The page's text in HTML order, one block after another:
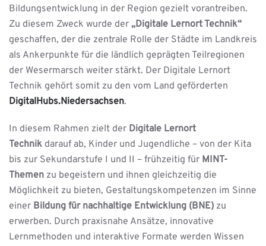
Bildungsentwicklung in der Region gezielt vorantreiben.
Zu diesem Zweck wurde der „Digitale Lernort Technik“
geschaffen, der die zentrale Rolle der Städte im Landkreis
als Ankerpunkte für die ländlich geprägten Teilregionen
der Wesermarsch weiter stärkt. Der Digitale Lernort
Technik gehört somit zu den vom Land geförderten
DigitalHubs.Niedersachsen.
In diesem Rahmen zielt der Digitale Lernort
Technik darauf ab, Kinder und Jugendliche – von der Kita
bis zur Sekundarstufe I und II – frühzeitig für MINT-
Themen zu begeistern und ihnen gleichzeitig die
Möglichkeit zu bieten, Gestaltungskompetenzen im Sinne
einer Bildung für nachhaltige Entwicklung (BNE) zu
erwerben. Durch praxisnahe Ansätze, innovative
Lernmethoden und interaktive Formate werden Wissen